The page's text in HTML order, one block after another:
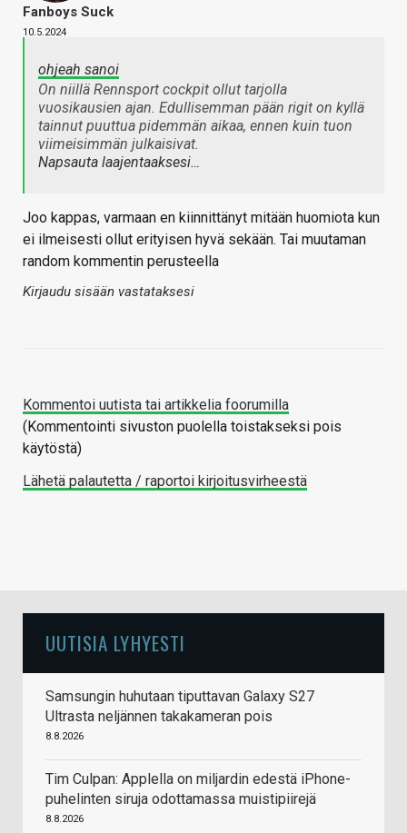
Fanboys Suck
10.5.2024
ohjeah sanoi
On niillä Rennsport cockpit ollut tarjolla
vuosikausien ajan. Edullisemman pään rigit on kyllä
tainnut puuttua pidemmän aikaa, ennen kuin tuon
viimeisimmän julkaisivat.
Napsauta laajentaaksesi…
Joo kappas, varmaan en kiinnittänyt mitään huomiota kun
ei ilmeisesti ollut erityisen hyvä sekään. Tai muutaman
random kommentin perusteella
Kirjaudu sisään vastataksesi
Kommentoi uutista tai artikkelia foorumilla
(Kommentointi sivuston puolella toistakseksi pois
käytöstä)
Lähetä palautetta / raportoi kirjoitusvirheestä
UUTISIA LYHYESTI
Samsungin huhutaan tiputtavan Galaxy S27
Ultrasta neljännen takakameran pois
8.8.2026
Tim Culpan: Applella on miljardin edestä iPhone-
puhelinten siruja odottamassa muistipiirejä
8.8.2026